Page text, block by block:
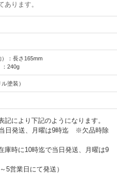
ります。
：長さ165mm
：240g
塗装）
より下記のようになります。
発送、月曜は9時迄 ※欠品時除
時に10時迄で当日発送、月曜は9
5営業日にて発送）